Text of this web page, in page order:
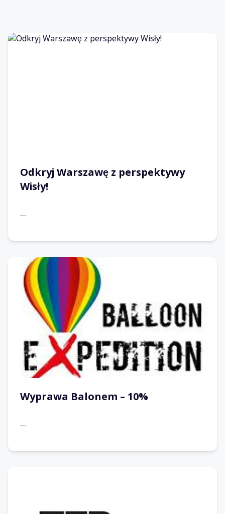
Odkryj Warszawę z perspektywy
Wisły!
...
Wyprawa Balonem – 10%
...